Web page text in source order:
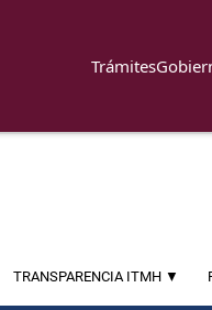
Trámites
TRANSPARENCIA ITMH ▼